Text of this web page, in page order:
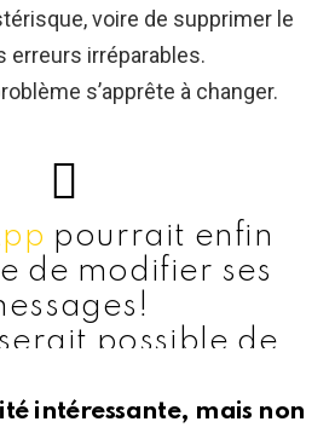
voire de supprimer le
erreurs irréparables.
s’apprête à changer.
pourrait enfin
de modifier ses
possible de
l’application.
intéressante, mais non